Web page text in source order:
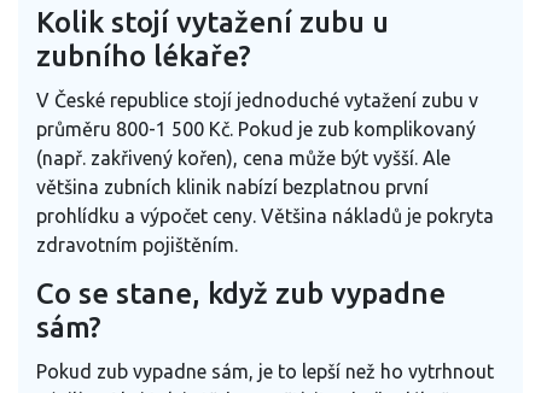
Kolik stojí vytažení zubu u
zubního lékaře?
V České republice stojí jednoduché vytažení zubu v
průměru 800-1 500 Kč. Pokud je zub komplikovaný
(např. zakřivený kořen), cena může být vyšší. Ale
většina zubních klinik nabízí bezplatnou první
prohlídku a výpočet ceny. Většina nákladů je pokryta
zdravotním pojištěním.
Co se stane, když zub vypadne
sám?
Pokud zub vypadne sám, je to lepší než ho vytrhnout